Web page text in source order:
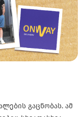
გაცნობას. ამ